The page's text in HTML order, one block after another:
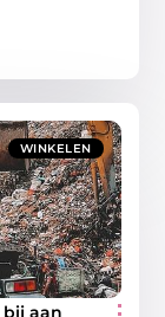
WINKELEN
aan